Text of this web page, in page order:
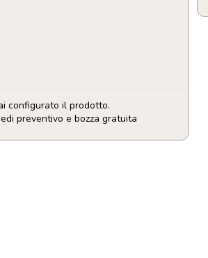
configurato il prodotto.
preventivo e bozza gratuita